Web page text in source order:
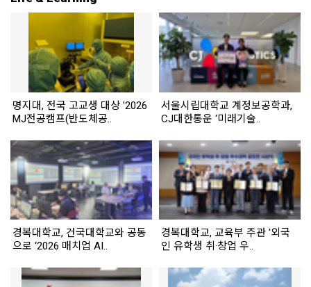
명지대, 전국 고교생 대상 '2026
MJ전공캠프(반도체공..
서울시립대학교 계정보공학과,
CJ대한통운 ‘미래기술..
경복대학교, 건국대학교와 공동
으로 ‘2026 매치업 AI..
경복대학교, 교육부 주관 '외국
인 유학생 취·창업 우..